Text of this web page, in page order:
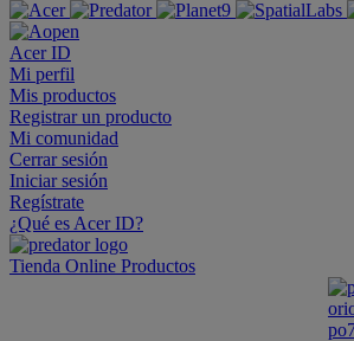
Acer ID
Mi perfil
Mis productos
Registrar un producto
Mi comunidad
Cerrar sesión
Iniciar sesión
Regístrate
¿Qué es Acer ID?
Tienda Online Productos